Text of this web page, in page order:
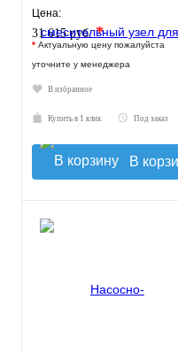
Цена:
31 615 руб.*
* Актуальную цену пожалуйста
уточните у менеджера
В избранное
Купить в 1 клик Под заказ
В